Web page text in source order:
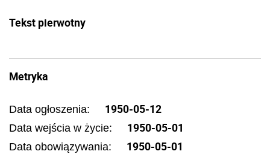
Tekst pierwotny
Metryka
Data ogłoszenia: 1950-05-12
Data wejścia w życie: 1950-05-01
Data obowiązywania: 1950-05-01